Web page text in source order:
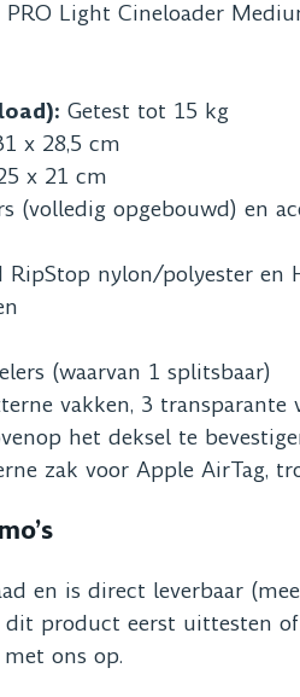
Light Cineloader
Getest tot 15 kg
x 28,5 cm
x 21 cm
(volledig opgebouwd) en
RipStop nylon/polyester en
(waarvan 1 splitsbaar)
vakken, 3 transparante
het deksel te
zak voor Apple AirTag,
en is direct leverbaar
product eerst uittesten
ons op.